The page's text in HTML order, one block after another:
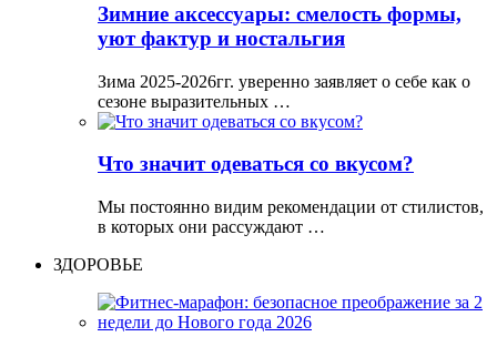
Зимние аксессуары: смелость формы,
уют фактур и ностальгия
Зима 2025-2026гг. уверенно заявляет о себе как о
сезоне выразительных …
Что значит одеваться со вкусом?
Мы постоянно видим рекомендации от стилистов,
в которых они рассуждают …
ЗДОРОВЬЕ